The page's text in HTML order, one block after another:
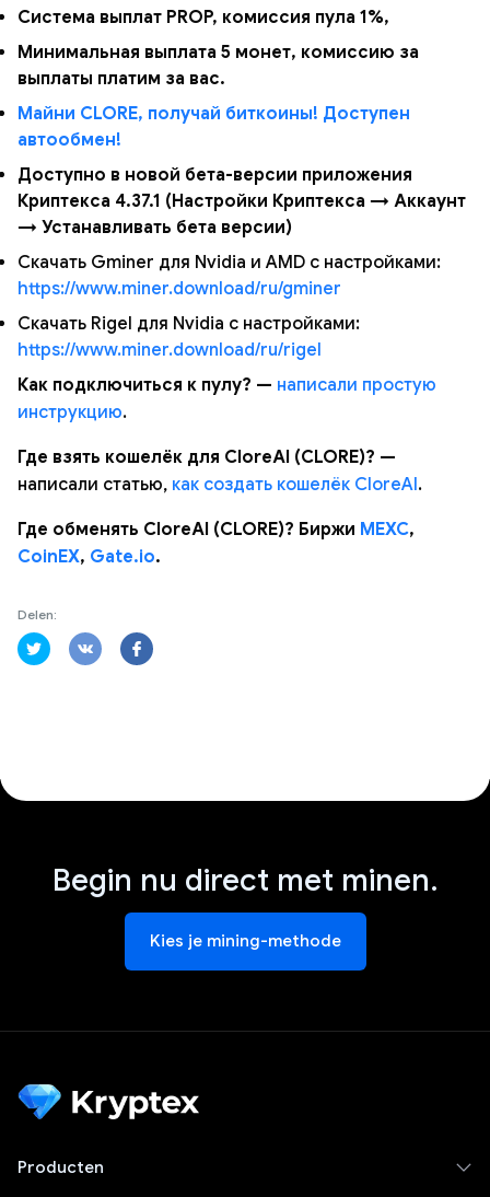
Система выплат PROP, комиссия пула 1%,
Минимальная выплата 5 монет, комиссию за
выплаты платим за вас.
Майни CLORE, получай биткоины! Доступен
автообмен!
Доступно в новой бета-версии приложения
Криптекса 4.37.1 (Настройки Криптекса → Аккаунт
→ Устанавливать бета версии)
Скачать Gminer для Nvidia и AMD с настройками:
https://www.miner.download/ru/gminer
Скачать Rigel для Nvidia с настройками:
https://www.miner.download/ru/rigel
Как подключиться к пулу? — написали простую
инструкцию.
Где взять кошелёк для CloreAI (CLORE)? —
написали статью, как создать кошелёк CloreAI.
Где обменять CloreAI (CLORE)? Биржи MEXC,
CoinEX, Gate.io.
Delen:
Begin nu direct met minen.
Kies je mining-methode
Producten